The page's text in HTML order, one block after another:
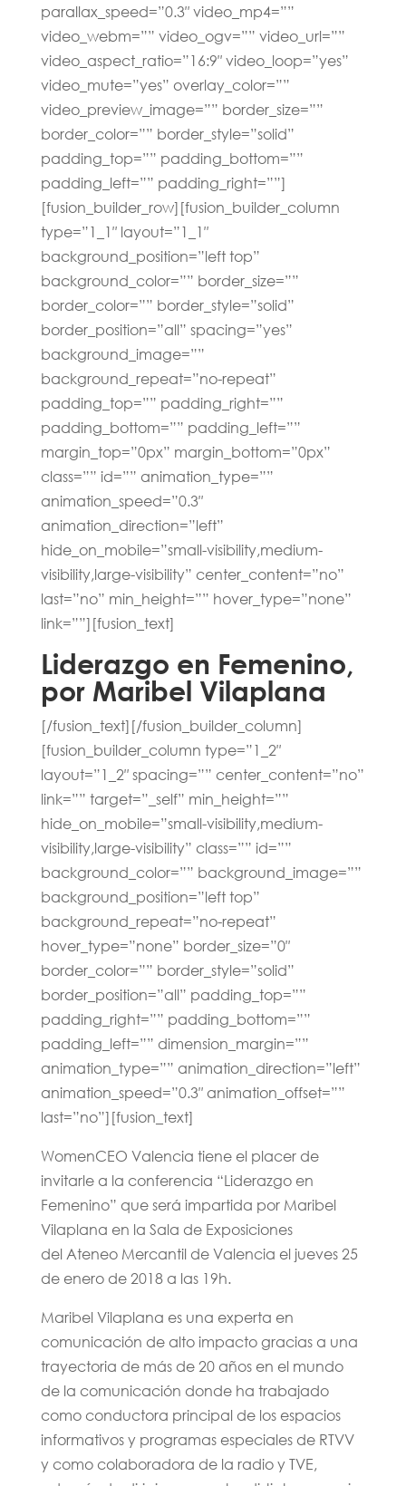
parallax_speed=”0.3″ video_mp4=””
video_webm=”” video_ogv=”” video_url=””
video_aspect_ratio=”16:9″ video_loop=”yes”
video_mute=”yes” overlay_color=””
video_preview_image=”” border_size=””
border_color=”” border_style=”solid”
padding_top=”” padding_bottom=””
padding_left=”” padding_right=””]
[fusion_builder_row][fusion_builder_column
type=”1_1″ layout=”1_1″
background_position=”left top”
background_color=”” border_size=””
border_color=”” border_style=”solid”
border_position=”all” spacing=”yes”
background_image=””
background_repeat=”no-repeat”
padding_top=”” padding_right=””
padding_bottom=”” padding_left=””
margin_top=”0px” margin_bottom=”0px”
class=”” id=”” animation_type=””
animation_speed=”0.3″
animation_direction=”left”
hide_on_mobile=”small-visibility,medium-
visibility,large-visibility” center_content=”no”
last=”no” min_height=”” hover_type=”none”
link=””][fusion_text]
Liderazgo en Femenino,
por Maribel Vilaplana
[/fusion_text][/fusion_builder_column]
[fusion_builder_column type=”1_2″
layout=”1_2″ spacing=”” center_content=”no”
link=”” target=”_self” min_height=””
hide_on_mobile=”small-visibility,medium-
visibility,large-visibility” class=”” id=””
background_color=”” background_image=””
background_position=”left top”
background_repeat=”no-repeat”
hover_type=”none” border_size=”0″
border_color=”” border_style=”solid”
border_position=”all” padding_top=””
padding_right=”” padding_bottom=””
padding_left=”” dimension_margin=””
animation_type=”” animation_direction=”left”
animation_speed=”0.3″ animation_offset=””
last=”no”][fusion_text]
WomenCEO Valencia tiene el placer de
invitarle a la conferencia “Liderazgo en
Femenino” que será impartida por Maribel
Vilaplana en la Sala de Exposiciones
del Ateneo Mercantil de Valencia el jueves 25
de enero de 2018 a las 19h.
Maribel Vilaplana es una experta en
comunicación de alto impacto gracias a una
trayectoria de más de 20 años en el mundo
de la comunicación donde ha trabajado
como conductora principal de los espacios
informativos y programas especiales de RTVV
y como colaboradora de la radio y TVE,